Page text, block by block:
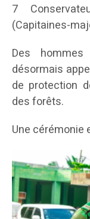
7
(Capitaines-
Des
désormais
de protection
des forêts.
Une cérémonie